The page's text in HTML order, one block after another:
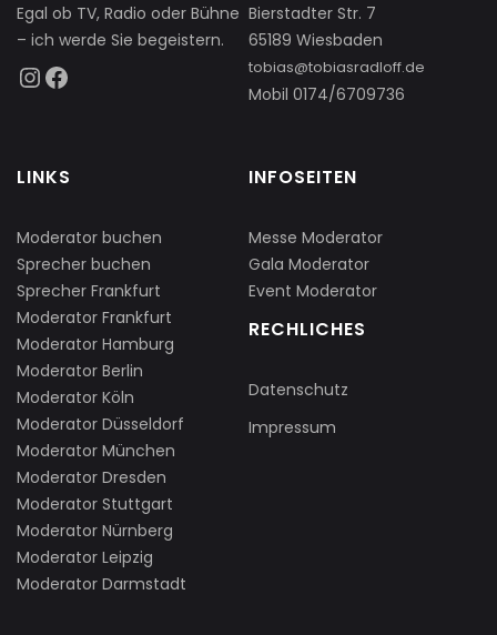
Egal ob TV, Radio oder Bühne
– ich werde Sie begeistern.
Bierstadter Str. 7
65189 Wiesbaden
tobias@tobiasradloff.de
Mobil 0174/6709736
LINKS
Moderator buchen
Sprecher buchen
Sprecher Frankfurt
Moderator Frankfurt
Moderator Hamburg
Moderator Berlin
Moderator Köln
Moderator Düsseldorf
Moderator München
Moderator Dresden
Moderator Stuttgart
Moderator Nürnberg
Moderator Leipzig
Moderator Darmstadt
INFOSEITEN
Messe Moderator
Gala Moderator
Event Moderator
RECHLICHES
Datenschutz
Impressum